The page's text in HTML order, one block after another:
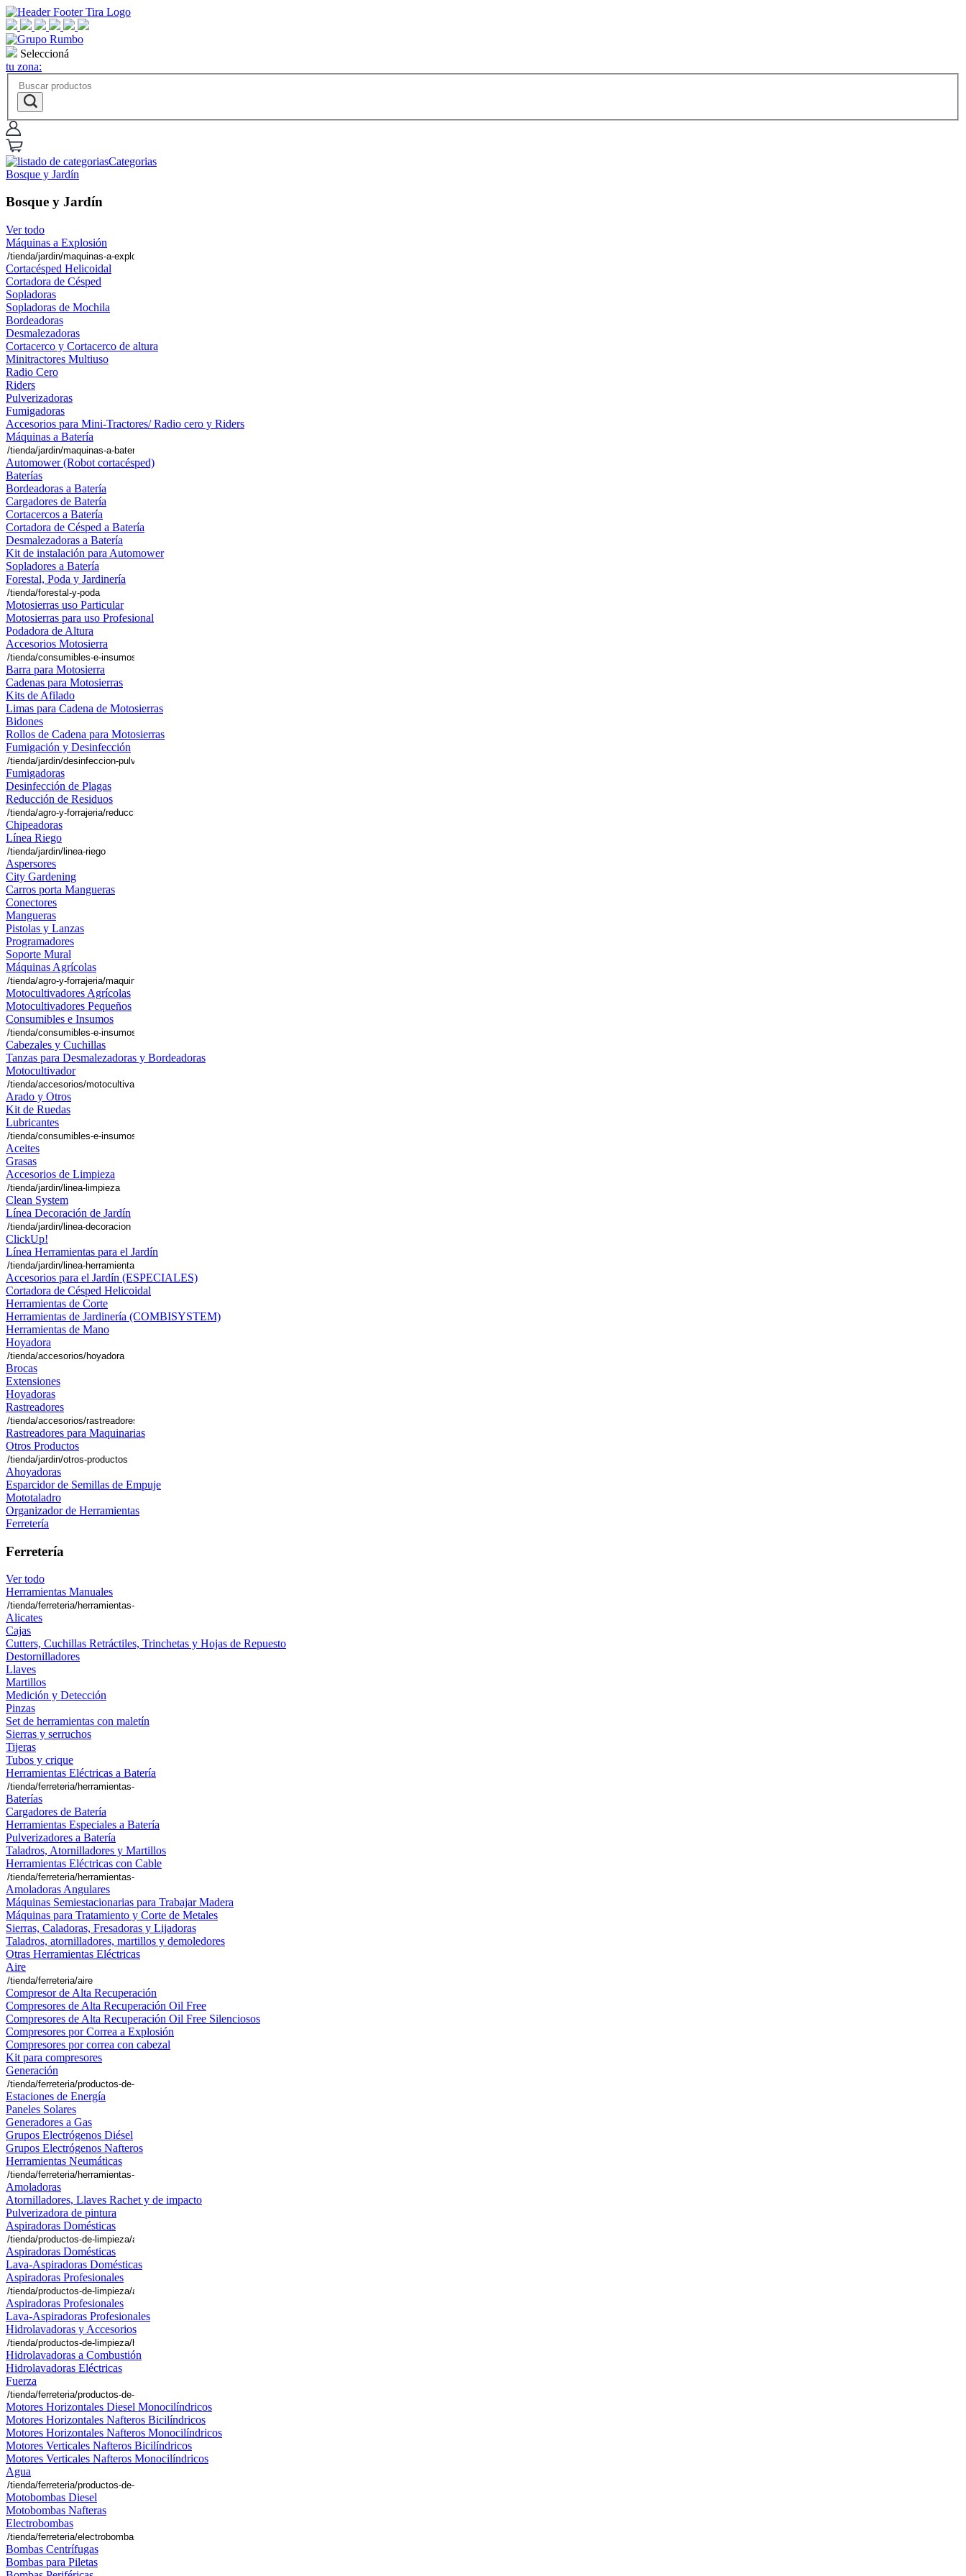
Seleccioná
tu zona:
Categorias
Bosque y Jardín
Bosque y Jardín
Ver todo
Máquinas a Explosión
Cortacésped Helicoidal
Cortadora de Césped
Sopladoras
Sopladoras de Mochila
Bordeadoras
Desmalezadoras
Cortacerco y Cortacerco de altura
Minitractores Multiuso
Radio Cero
Riders
Pulverizadoras
Fumigadoras
Accesorios para Mini-Tractores/ Radio cero y Riders
Máquinas a Batería
Automower (Robot cortacésped)
Baterías
Bordeadoras a Batería
Cargadores de Batería
Cortacercos a Batería
Cortadora de Césped a Batería
Desmalezadoras a Batería
Kit de instalación para Automower
Sopladores a Batería
Forestal, Poda y Jardinería
Motosierras uso Particular
Motosierras para uso Profesional
Podadora de Altura
Accesorios Motosierra
Barra para Motosierra
Cadenas para Motosierras
Kits de Afilado
Limas para Cadena de Motosierras
Bidones
Rollos de Cadena para Motosierras
Fumigación y Desinfección
Fumigadoras
Desinfección de Plagas
Reducción de Residuos
Chipeadoras
Línea Riego
Aspersores
City Gardening
Carros porta Mangueras
Conectores
Mangueras
Pistolas y Lanzas
Programadores
Soporte Mural
Máquinas Agrícolas
Motocultivadores Agrícolas
Motocultivadores Pequeños
Consumibles e Insumos
Cabezales y Cuchillas
Tanzas para Desmalezadoras y Bordeadoras
Motocultivador
Arado y Otros
Kit de Ruedas
Lubricantes
Aceites
Grasas
Accesorios de Limpieza
Clean System
Línea Decoración de Jardín
ClickUp!
Línea Herramientas para el Jardín
Accesorios para el Jardín (ESPECIALES)
Cortadora de Césped Helicoidal
Herramientas de Corte
Herramientas de Jardinería (COMBISYSTEM)
Herramientas de Mano
Hoyadora
Brocas
Extensiones
Hoyadoras
Rastreadores
Rastreadores para Maquinarias
Otros Productos
Ahoyadoras
Esparcidor de Semillas de Empuje
Mototaladro
Organizador de Herramientas
Ferretería
Ferretería
Ver todo
Herramientas Manuales
Alicates
Cajas
Cutters, Cuchillas Retráctiles, Trinchetas y Hojas de Repuesto
Destornilladores
Llaves
Martillos
Medición y Detección
Pinzas
Set de herramientas con maletín
Sierras y serruchos
Tijeras
Tubos y crique
Herramientas Eléctricas a Batería
Baterías
Cargadores de Batería
Herramientas Especiales a Batería
Pulverizadores a Batería
Taladros, Atornilladores y Martillos
Herramientas Eléctricas con Cable
Amoladoras Angulares
Máquinas Semiestacionarias para Trabajar Madera
Máquinas para Tratamiento y Corte de Metales
Sierras, Caladoras, Fresadoras y Lijadoras
Taladros, atornilladores, martillos y demoledores
Otras Herramientas Eléctricas
Aire
Compresor de Alta Recuperación
Compresores de Alta Recuperación Oil Free
Compresores de Alta Recuperación Oil Free Silenciosos
Compresores por Correa a Explosión
Compresores por correa con cabezal
Kit para compresores
Generación
Estaciones de Energía
Paneles Solares
Generadores a Gas
Grupos Electrógenos Diésel
Grupos Electrógenos Nafteros
Herramientas Neumáticas
Amoladoras
Atornilladores, Llaves Rachet y de impacto
Pulverizadora de pintura
Aspiradoras Domésticas
Aspiradoras Domésticas
Lava-Aspiradoras Domésticas
Aspiradoras Profesionales
Aspiradoras Profesionales
Lava-Aspiradoras Profesionales
Hidrolavadoras y Accesorios
Hidrolavadoras a Combustión
Hidrolavadoras Eléctricas
Fuerza
Motores Horizontales Diesel Monocilíndricos
Motores Horizontales Nafteros Bicilíndricos
Motores Horizontales Nafteros Monocilíndricos
Motores Verticales Nafteros Bicilíndricos
Motores Verticales Nafteros Monocilíndricos
Agua
Motobombas Diesel
Motobombas Nafteras
Electrobombas
Bombas Centrífugas
Bombas para Piletas